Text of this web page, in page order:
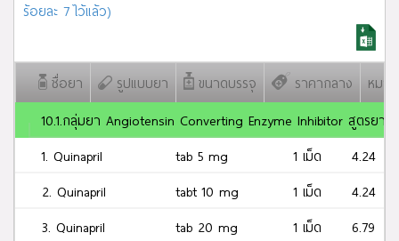
ร้อยละ 7 ไว้แล้ว)
ชื่อยา รูปแบบยา ขนาดบรรจุ ราคากลาง
หมา
10.1.กลุ่มยา Angiotensin Converting Enzyme Inhibitor สูตรยาเ
1. Quinapril
tab 5 mg 1 เม็ด
4.24
2. Quinapril
tabt 10 mg 1 เม็ด
4.24
3. Quinapril
tab 20 mg 1 เม็ด
6.79